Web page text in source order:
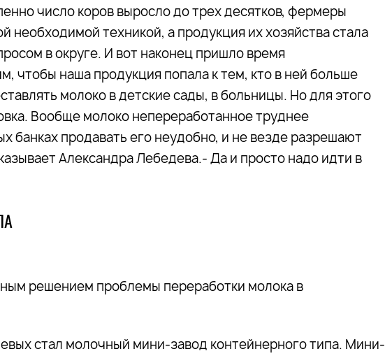
число коров выросло до трех десятков, фермеры
необходимой техникой, а продукция их хозяйства стала
в округе. И вот наконец пришло время
чтобы наша продукция попала к тем, кто в ней больше
молоко в детские сады, в больницы. Но для этого
Вообще молоко непереработанное труднее
банках продавать его неудобно, и не везде разрешают
Александра Лебедева.- Да и просто надо идти в
решением проблемы переработки молока в
стал молочный мини-завод контейнерного типа. Мини-